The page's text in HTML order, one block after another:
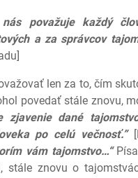
považuje každý
a za správcov
len za to, čím
povedať stále znovu,
zjavenie dané
po celú večnosť.”
vám tajomstvo…“
stále znovu o